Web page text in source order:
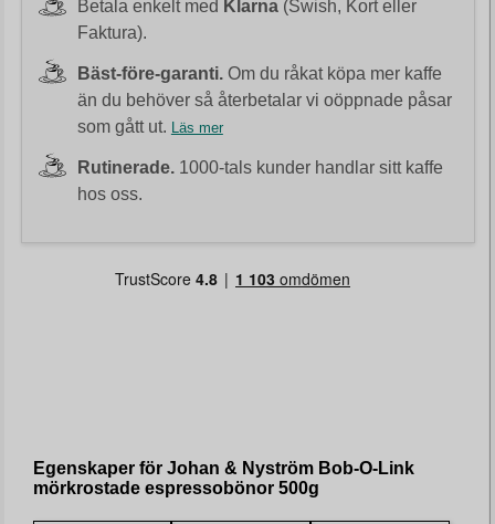
Betala enkelt med Klarna(Swish, Kort eller
Faktura).
Bäst-före-garanti.Om du råkat köpa mer kaffe
än du behöver så återbetalar vi oöppnade påsar
som gått ut.
Läs mer
Rutinerade.1000-tals kunder handlar sitt kaffe
hos oss.
Egenskaper för Johan & Nyström Bob-O-Link
mörkrostade espressobönor 500g